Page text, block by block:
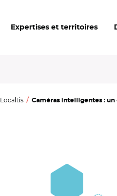
Expertises et territoires
Localtis Caméras intelligentes :